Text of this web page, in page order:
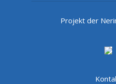
Projekt der